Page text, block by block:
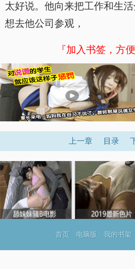
太好说。他向来把工作和生
想去他公司参观，
『加入书签，方
上一章 目录
首页 电脑版 我的书架